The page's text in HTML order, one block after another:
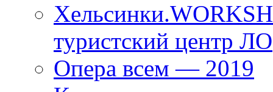
туристский центр ЛО
Опера всем — 2019